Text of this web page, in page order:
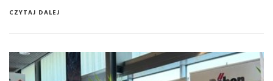
CZYTAJ DALEJ